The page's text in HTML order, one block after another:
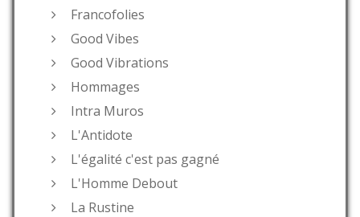
Francofolies
Good Vibes
Good Vibrations
Hommages
Intra Muros
L'Antidote
L'égalité c'est pas gagné
L'Homme Debout
La Rustine